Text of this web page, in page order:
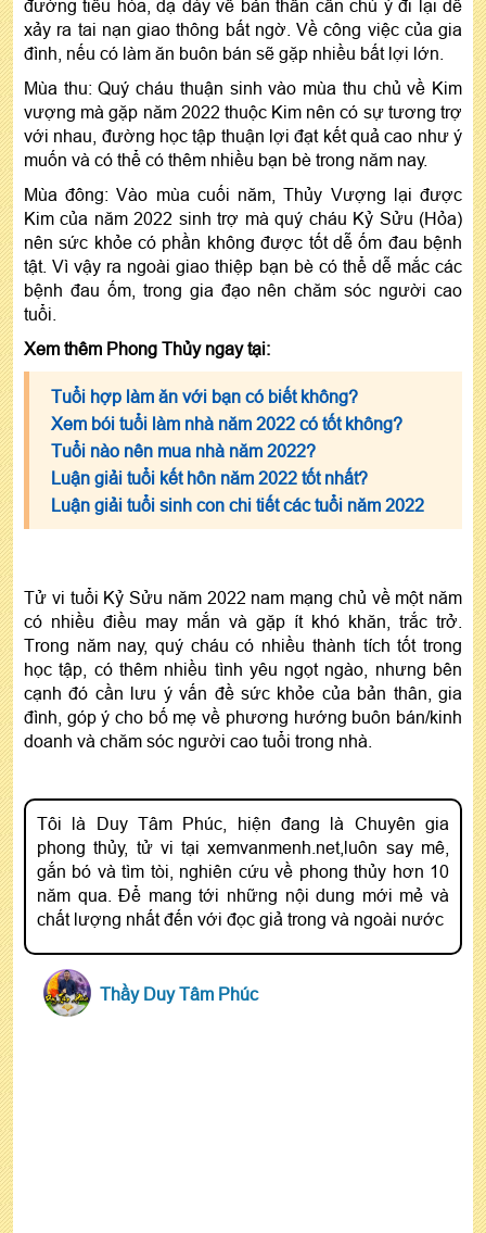
đường tiêu hóa, dạ dày về bản thân cần chú ý đi lại dễ
xảy ra tai nạn giao thông bất ngờ. Về công việc của gia
đình, nếu có làm ăn buôn bán sẽ gặp nhiều bất lợi lớn.
Mùa thu: Quý cháu thuận sinh vào mùa thu chủ về Kim
vượng mà gặp năm 2022 thuộc Kim nên có sự tương trợ
với nhau, đường học tập thuận lợi đạt kết quả cao như ý
muốn và có thể có thêm nhiều bạn bè trong năm nay.
Mùa đông: Vào mùa cuối năm, Thủy Vượng lại được
Kim của năm 2022 sinh trợ mà quý cháu Kỷ Sửu (Hỏa)
nên sức khỏe có phần không được tốt dễ ốm đau bệnh
tật. Vì vậy ra ngoài giao thiệp bạn bè có thể dễ mắc các
bệnh đau ốm, trong gia đạo nên chăm sóc người cao
tuổi.
Xem thêm Phong Thủy ngay tại:
Tuổi hợp làm ăn với bạn có biết không?
Xem bói tuổi làm nhà năm 2022 có tốt không?
Tuổi nào nên mua nhà năm 2022?
Luận giải tuổi kết hôn năm 2022 tốt nhất?
Luận giải tuổi sinh con chi tiết các tuổi năm 2022
Tử vi tuổi Kỷ Sửu năm 2022 nam mạng chủ về một năm
có nhiều điều may mắn và gặp ít khó khăn, trắc trở.
Trong năm nay, quý cháu có nhiều thành tích tốt trong
học tập, có thêm nhiều tình yêu ngọt ngào, nhưng bên
cạnh đó cần lưu ý vấn đề sức khỏe của bản thân, gia
đình, góp ý cho bố mẹ về phương hướng buôn bán/kinh
doanh và chăm sóc người cao tuổi trong nhà.
Tôi là Duy Tâm Phúc, hiện đang là Chuyên gia
phong thủy, tử vi tại xemvanmenh.net,luôn say mê,
gắn bó và tìm tòi, nghiên cứu về phong thủy hơn 10
năm qua. Để mang tới những nội dung mới mẻ và
chất lượng nhất đến với đọc giả trong và ngoài nước
Thầy Duy Tâm Phúc